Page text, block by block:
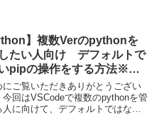
】複数Verのpythonを
たい人向け デフォルトで
pipの操作をする方法※忘
にご覧いただきありがとうござい
今回はVSCodeで複数のpythonを管
人に向けて、デフォルトではない